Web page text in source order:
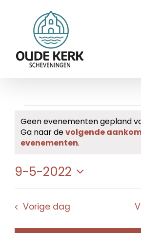
Evenementen
in
9
mei
2022
Bericht
Geen evenementen gepland
Ga naar devolgende
evenementen.
9-5-2022
Selecteer
datum.
Vorige dag